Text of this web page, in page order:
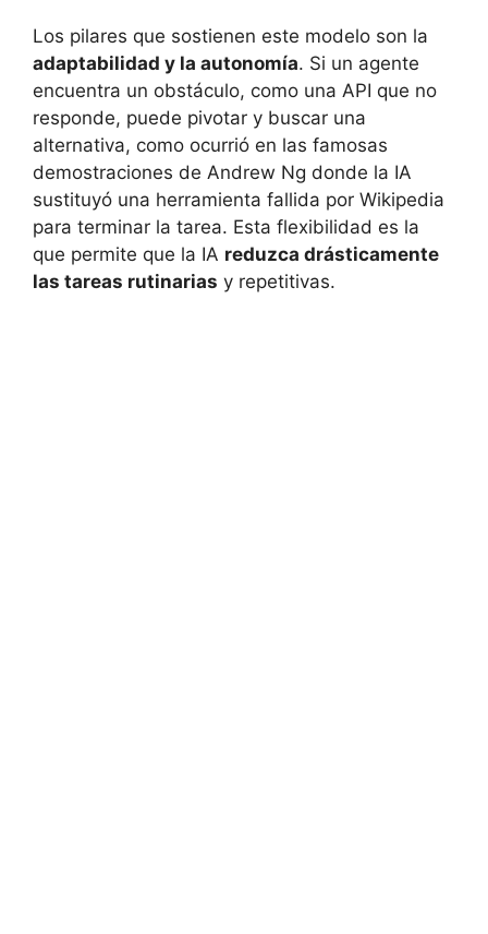
Los pilares que sostienen este modelo son la
adaptabilidad y la autonomía. Si un agente
encuentra un obstáculo, como una API que no
responde, puede pivotar y buscar una
alternativa, como ocurrió en las famosas
demostraciones de Andrew Ng donde la IA
sustituyó una herramienta fallida por Wikipedia
para terminar la tarea. Esta flexibilidad es la
que permite que la IA reduzca drásticamente
las tareas rutinarias y repetitivas.